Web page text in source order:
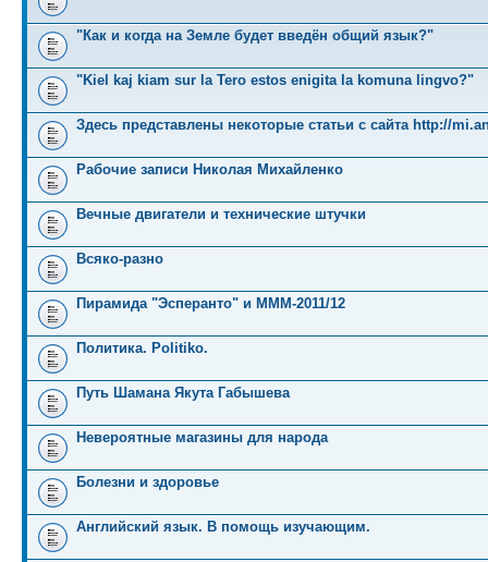
"Как и когда на Земле будет введён общий язык?"
"Kiel kaj kiam sur la Tero estos enigita la komuna lingvo?"
Здесь представлены некоторые статьи с сайта http://
Рабочие записи Николая Михайленко
Вечные двигатели и технические штучки
Всяко-разно
Пирамида "Эсперанто" и MMM-2011/12
Политика. Politiko.
Путь Шамана Якута Габышева
Невероятные магазины для народа
Болезни и здоровье
Английский язык. В помощь изучающим.